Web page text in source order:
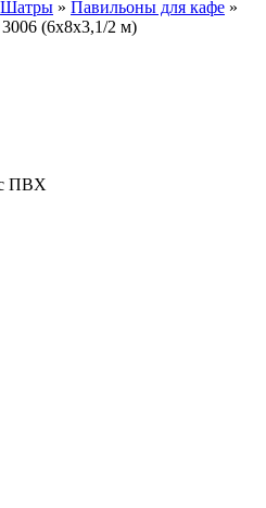
Шатры » Павильоны для кафе »
(6x8x3,1/2 м)
с ПВХ